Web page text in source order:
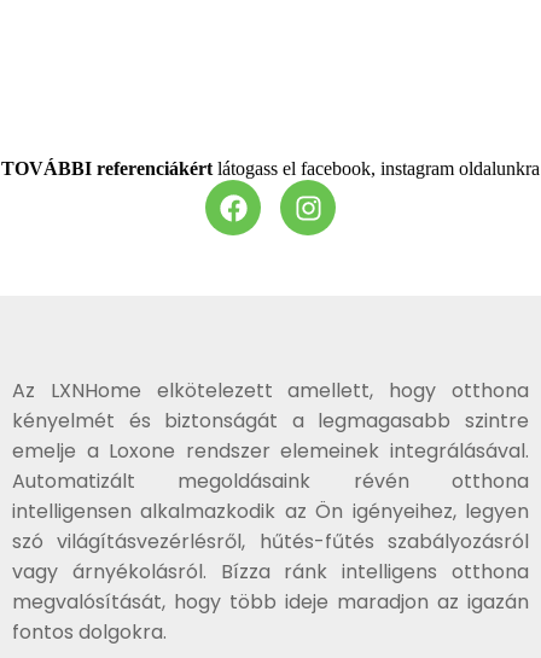
TOVÁBBI referenciákért látogass el facebook, instagram oldalunkra
Az LXNHome elkötelezett amellett, hogy otthona
kényelmét és biztonságát a legmagasabb szintre
emelje a Loxone rendszer elemeinek integrálásával.
Automatizált megoldásaink révén otthona
intelligensen alkalmazkodik az Ön igényeihez, legyen
szó világításvezérlésről, hűtés-fűtés szabályozásról
vagy árnyékolásról. Bízza ránk intelligens otthona
megvalósítását, hogy több ideje maradjon az igazán
fontos dolgokra.